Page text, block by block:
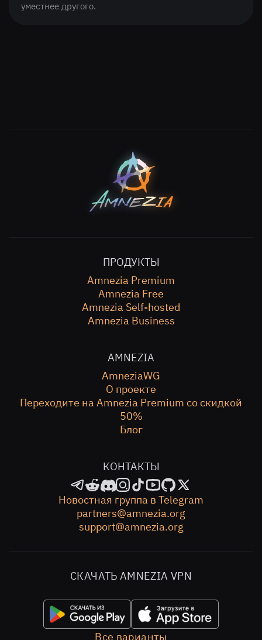
уместнее другого.
ПРОДУКТЫ
Amnezia Premium
Amnezia Free
Amnezia Self-hosted
Amnezia Business
AMNEZIA
AmneziaWG
О проекте
Переходите на Amnezia Premium со скидкой
50%
Блог
КОНТАКТЫ
Новостная группа в Telegram
partners@amnezia.org
support@amnezia.org
СКАЧАТЬ AMNEZIA VPN
Все варианты